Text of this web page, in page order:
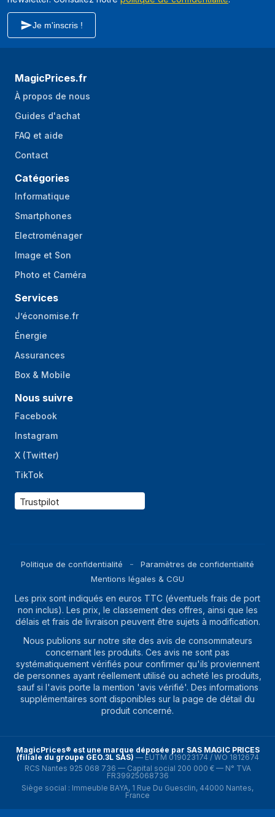
Je m'inscris !
MagicPrices.fr
À propos de nous
Guides d'achat
FAQ et aide
Contact
Catégories
Informatique
Smartphones
Electroménager
Image et Son
Photo et Caméra
Services
J’économise.fr
Énergie
Assurances
Box & Mobile
Nous suivre
Facebook
Instagram
X (Twitter)
TikTok
Trustpilot
Politique de confidentialité
Paramètres de confidentialité
Mentions légales & CGU
Les prix sont indiqués en euros TTC (éventuels frais de port
non inclus). Les prix, le classement des offres, ainsi que les
délais et frais de livraison peuvent être sujets à modification.
Nous publions sur notre site des avis de consommateurs
concernant les produits. Ces avis ne sont pas
systématiquement vérifiés pour confirmer qu'ils proviennent
de personnes ayant réellement utilisé ou acheté les produits,
sauf si l'avis porte la mention 'avis vérifié'. Des informations
supplémentaires sont disponibles sur la page de détail du
produit concerné.
MagicPrices® est une marque déposée par SAS MAGIC PRICES
(filiale du groupe GEO.3L SAS) — EUTM 019023174 / WO 1812674
RCS Nantes 925 068 736 — Capital social 200 000 € — N° TVA
FR39925068736
Siège social : Immeuble BAYA, 1 Rue Du Guesclin, 44000 Nantes,
France